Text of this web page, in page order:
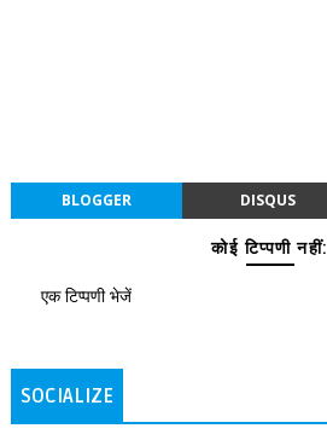
BLOGGER DISQUS
कोई टिप्पणी नहीं:
एक टिप्पणी भेजें
SOCIALIZE